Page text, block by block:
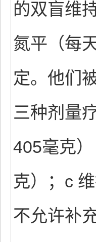
的双盲维
氮平（每
定。他们
三种剂量
405毫克
克）；c
不允许补